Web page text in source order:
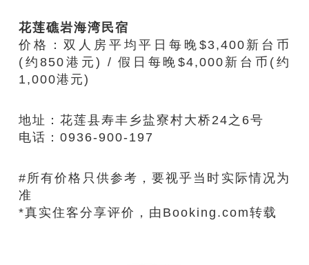
花莲礁岩海湾民宿
价格： 双人房平均平日 每晚$3,400新台币
(约850港元) / 假日每晚$4,000新台币 (约
1,000港元)
地址：花莲县寿丰乡盐寮村大桥24之6号
电话：0936-900-197
#所有价格只供参考，要视乎当时实际情况为
准
*真实住客分享评价，由Booking.com转载